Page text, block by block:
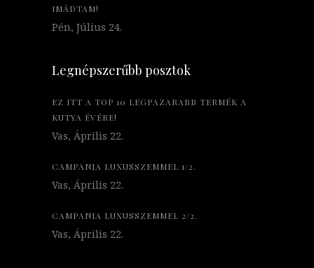
IMÁDTAM!
Pén, Július 24.
Legnépszerűbb posztok
EZ ITT A TOP 10 LEGPAZARABB TERMÉK A
KUTYA ÉVÉRE!
Vas, Április 22.
CAMPANIA LUXUSSZEMMEL 1/2.
Vas, Április 22.
CAMPANIA LUXUSSZEMMEL 2/2.
Vas, Április 22.